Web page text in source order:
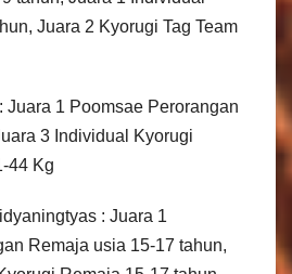
Juara 2 Kyorugi Tag Team
Juara 1 Poomsae Perorangan
3 Individual Kyorugi
44 Kg
: Juara 1
Remaja usia 15-17 tahun,